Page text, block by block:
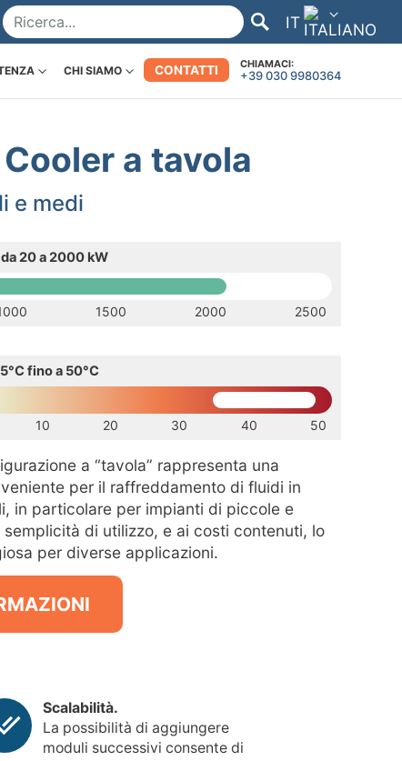
IT
CHI SIAMO CONTATTI CHIAMACI:
+39 030 9980364
a tavola
e medi
20 a 2000 kW
1500 2000 2500
fino a 50°C
10 20 30 40 50
a “tavola” rappresenta una
per il raffreddamento di fluidi in
in particolare per impianti di piccole e
di utilizzo, e ai costi contenuti, lo
per diverse applicazioni.
Scalabilità.
La possibilità di aggiungere
moduli successivi consente di